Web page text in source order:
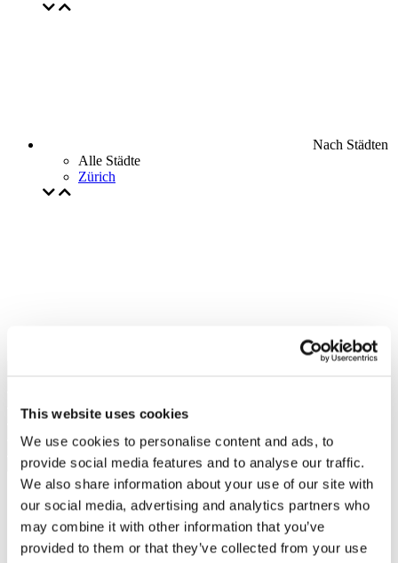
This website uses cookies
We use cookies to personalise content and ads, to
provide social media features and to analyse our traffic.
We also share information about your use of our site with
our social media, advertising and analytics partners who
may combine it with other information that you’ve
provided to them or that they’ve collected from your use
Nach Städten
Alle Städte
Zürich